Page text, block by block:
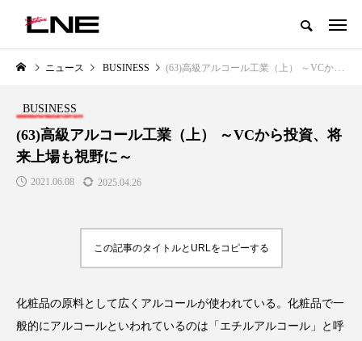
グローバルビューティ＆ヘルスケアビジネス誌
LIFESTYLE
がもたらす可能性とこれから
BUSINESS
都市型スパ――身近なウェルネ
2026.08.06
ニュース BUSINESS (63)高級アルコール工業（上） ～VCから投資、将来上場も視野に～
BUSINESS
(63)高級アルコール工業（上） ～VCから投資、将
来上場も視野に～
2021.06.08 2025.04.26
この記事のタイトルとURLをコピーする
化粧品の原料として広くアルコールが使われている。化粧品で一
般的にアルコールといわれているのは「エチルアルコール」と呼